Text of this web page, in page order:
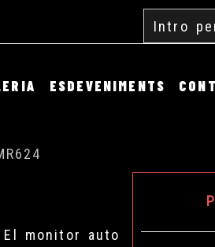
Cercar
ESDEVENIMENTS
El monitor auto